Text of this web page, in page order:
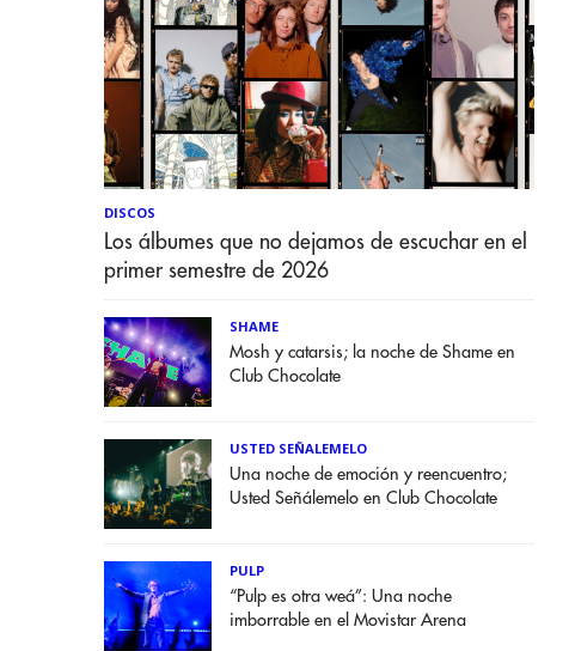
DISCOS
Los álbumes que no dejamos de escuchar en el
primer semestre de 2026
SHAME
Mosh y catarsis; la noche de Shame en
Club Chocolate
USTED SEÑALEMELO
Una noche de emoción y reencuentro;
Usted Señálemelo en Club Chocolate
PULP
“Pulp es otra weá”: Una noche
imborrable en el Movistar Arena